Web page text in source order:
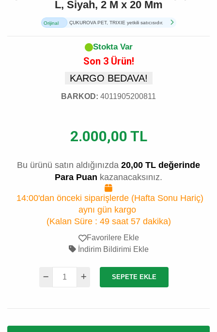
L, Siyah, 2 M x 20 Mm
Orijinal
ÇUKUROVA PET, TRIXIE yetkili satıcısıdır.
Stokta Var
Son 3 Ürün!
KARGO BEDAVA!
BARKOD: 4011905200811
2.000,00 TL
Bu ürünü satın aldığınızda 20,00 TL değerinde
Para Puan kazanacaksınız.
14:00'dan önceki siparişlerde (Hafta Sonu Hariç)
aynı gün kargo
(Kalan Süre : 49 saat 57 dakika)
Favorilere Ekle
İndirim Bildirimi Ekle
SEPETE EKLE